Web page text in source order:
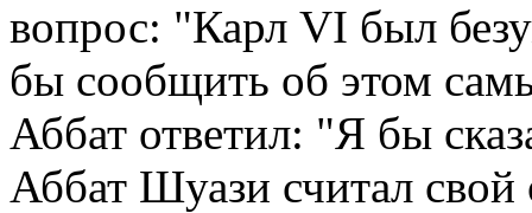
вопрос: "Карл VI был
бы сообщить об этом
Аббат ответил: "Я бы
Аббат Шуази считал